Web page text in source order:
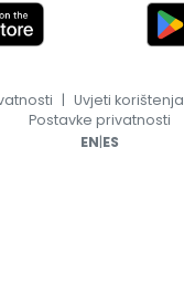
| Uvjeti korištenja
Postavke privatnosti
EN|ES